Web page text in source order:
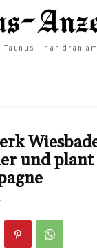
Taunus – nah dran
und plant